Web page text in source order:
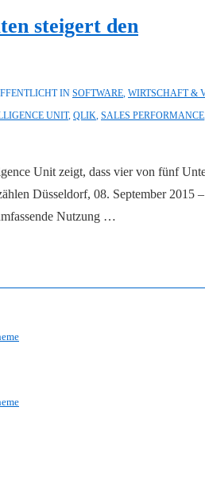
steigert den
IN SOFTWARE, WIRTSCHAFT &
UNIT, QLIK, SALES PERFORMANCE
Unit zeigt, dass vier von fünf
Düsseldorf, 08. September 2015
Nutzung …